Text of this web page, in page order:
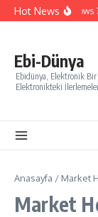
İçeriğe atla
Hot NewsWindows
Ebi-Dünya
Ebidünya, Elektronik Bir
Elektronikteki
Anasayfa / Market
Market